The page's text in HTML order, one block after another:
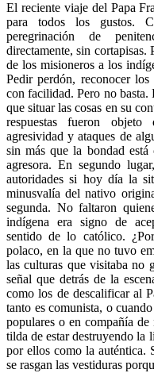
El reciente viaje del Papa
para todos los gustos.
peregrinación de
directamente, sin cortapisas.
de los misioneros a los
Pedir perdón, reconocer
con facilidad. Pero no
que situar las cosas en su
respuestas fueron
agresividad y ataques de
sin más que la bondad
agresora. En segundo
autoridades si hoy día la
minusvalía del nativo
segunda. No faltaron
indígena era signo de
sentido de lo católico.
polaco, en la que no tuvo
las culturas que visitaba no
señal que detrás de la
como los de descalificar al
tanto es comunista, o
populares o en compañía de
tilda de estar destruyendo la
por ellos como la auténtica.
se rasgan las vestiduras